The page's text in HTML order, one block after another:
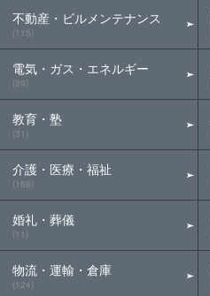
不動産・ビルメンテナンス
(115)
電気・ガス・エネルギー
(39)
教育・塾
(31)
介護・医療・福祉
(168)
婚礼・葬儀
(11)
物流・運輸・倉庫
(124)